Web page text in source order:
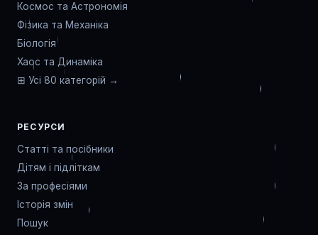
Космос та Астрономія
Фізика та Механіка
Біологія
Хаос та Динаміка
⊞ Усі 80 категорій →
РЕСУРСИ
Статті та посібники
Дітям і підліткам
За професіями
Історія змін
Пошук